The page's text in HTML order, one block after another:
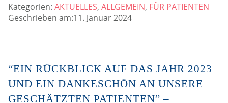
Kategorien: AKTUELLES, ALLGEMEIN, FÜR PATIENTEN
Geschrieben am:11. Januar 2024
“EIN RÜCKBLICK AUF DAS JAHR 2023
UND EIN DANKESCHÖN AN UNSERE
GESCHÄTZTEN PATIENTEN” –